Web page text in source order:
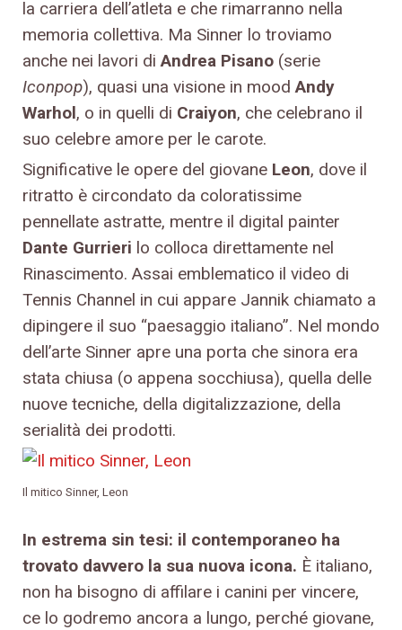
la carriera dell’atleta e che rimarranno nella
memoria collettiva. Ma Sinner lo troviamo
anche nei lavori diAndrea Pisano (serie
Iconpop), quasi una visione in moodAndy
Warhol, o in quelli di Craiyon, che celebrano il
suo celebre amore per le carote.
Significative le opere del giovane Leon, dove il
ritratto è circondato da coloratissime
pennellate astratte, mentre il digital painter
Dante Gurrieri lo colloca direttamente nel
Rinascimento. Assai emblematico il video di
Tennis Channel in cui appare Jannik chiamato a
dipingere il suo “paesaggio italiano”. Nel mondo
dell’arte Sinner apre una porta che sinora era
stata chiusa (o appena socchiusa), quella delle
nuove tecniche, della digitalizzazione, della
serialità dei prodotti.
Il mitico Sinner, Leon
In estrema sin tesi: il contemporaneo ha
trovato davvero la sua nuova icona. È italiano,
non ha bisogno di affilare i canini per vincere,
ce lo godremo ancora a lungo, perché giovane,